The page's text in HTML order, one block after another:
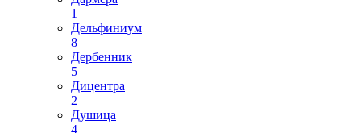
1
Дельфиниум
8
Дербенник
5
Дицентра
2
Душица
4